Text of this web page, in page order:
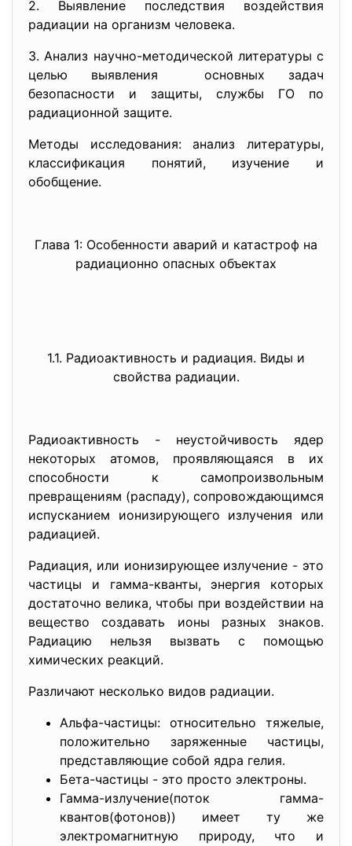
2. Выявление последствия воздействия
радиации на организм человека.
3. Анализ научно-методической литературы с
целью выявления основных задач
безопасности и защиты, службы ГО по
радиационной защите.
Методы исследования: анализ литературы,
классификация понятий, изучение и
обобщение.
Глава 1: Особенности аваpий и катастpоф на
pадиационно опасных объектах
1.1. Радиоактивность и радиация. Виды и
свойства радиации.
Радиоактивность - неустойчивость ядер
некоторых атомов, проявляющаяся в их
способности к самопроизвольным
превращениям (распаду), сопровождающимся
испусканием ионизирующего излучения или
радиацией.
Радиация, или ионизирующее излучение - это
частицы и гамма-кванты, энергия которых
достаточно велика, чтобы при воздействии на
вещество создавать ионы разных знаков.
Радиацию нельзя вызвать с помощью
химических реакций.
Различают несколько видов радиации.
Альфа-частицы: относительно тяжелые,
положительно заряженные частицы,
представляющие собой ядра гелия.
Бета-частицы - это просто электроны.
Гамма-излучение(поток гамма-
квантов(фотонов)) имеет ту же
электромагнитную природу, что и